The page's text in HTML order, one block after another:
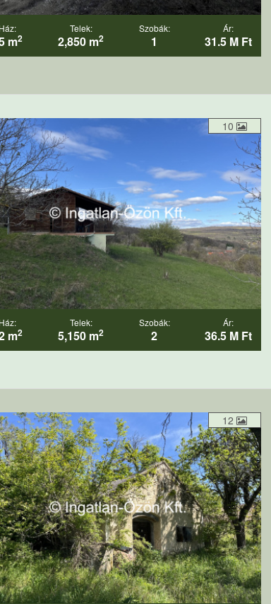
m2
Telek:
2,850 m2
Szobák:
1
Ár:
31.5 M Ft
10
m2
Telek:
5,150 m2
Szobák:
2
Ár:
36.5 M Ft
12